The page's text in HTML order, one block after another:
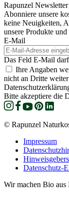
Rapunzel Newsletter
Abonniere unsere
keine Neuigkeiten,
unsere Produkte
E-Mail
Das Feld E-Mail
Ihre Angaben
nicht an Dritte
Bitte akzeptiere die
© Rapunzel
Impressum
Datenschutz-
Wir machen Bio aus